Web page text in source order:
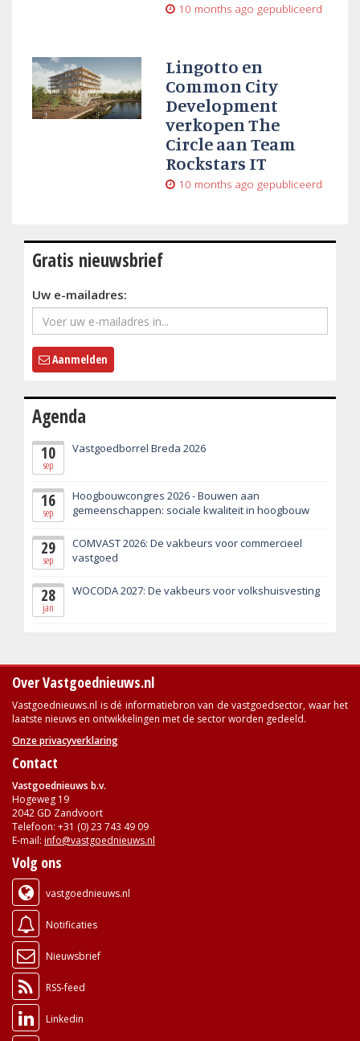
10 months ago gepubliceerd
Lingotto en
Common City
Development
verkopen The
Circle aan Team
Rockstars IT
10 months ago gepubliceerd
Gratis nieuwsbrief
Uw e-mailadres:
Aanmelden
Agenda
10
sep
Vastgoedborrel Breda 2026
16
sep
Hoogbouwcongres 2026 - Bouwen aan
gemeenschappen: sociale kwaliteit in hoogbouw
29
sep
COMVAST 2026: De vakbeurs voor commercieel
vastgoed
28
jan
WOCODA 2027: De vakbeurs voor volkshuisvesting
Over Vastgoednieuws.nl
Vastgoednieuws.nl is dé informatiebron van de vastgoedsector, waar het
laatste nieuws en ontwikkelingen met de sector worden gedeeld.
Onze privacyverklaring
Contact
Vastgoednieuws b.v.
Hogeweg 19
2042 GD Zandvoort
Telefoon: +31 (0) 23 743 49 09
E-mail: info@vastgoednieuws.nl
Volg ons
vastgoednieuws.nl
Notificaties
Nieuwsbrief
RSS-feed
Linkedin